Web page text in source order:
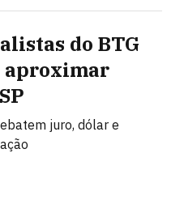
do BTG
aproximar
juro, dólar e